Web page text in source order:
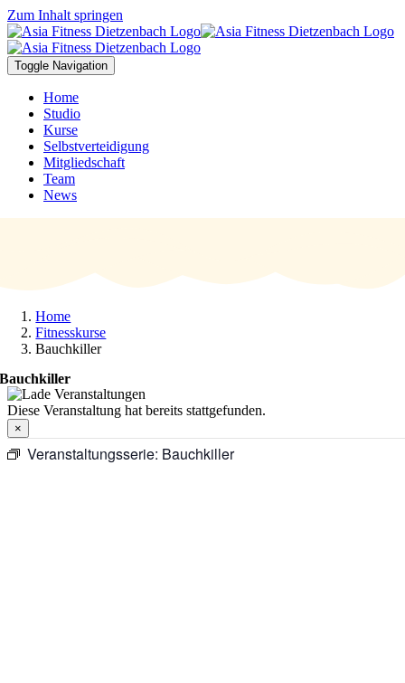
Zum Inhalt springen
Toggle Navigation
Home
Studio
Kurse
Selbstverteidigung
Mitgliedschaft
Team
News
Home
Fitnesskurse
Bauchkiller
Bauchkiller
Diese Veranstaltung hat bereits stattgefunden.
×
Veranstaltungsserie: Bauchkiller